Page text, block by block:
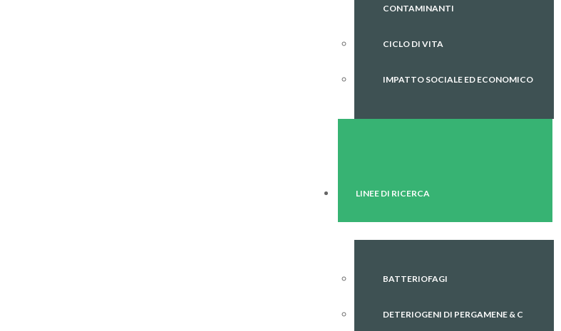
CONTAMINANTI
CICLO DI VITA
IMPATTO SOCIALE ED ECONOMICO
LINEE DI RICERCA
BATTERIOFAGI
DETERIOGENI DI PERGAMENE & C